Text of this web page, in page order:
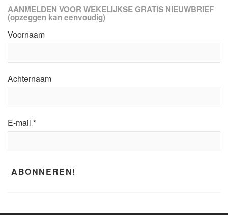
AANMELDEN VOOR WEKELIJKSE GRATIS NIEUWBRIEF
(opzeggen kan eenvoudig)
Voornaam
Achternaam
E-mail *